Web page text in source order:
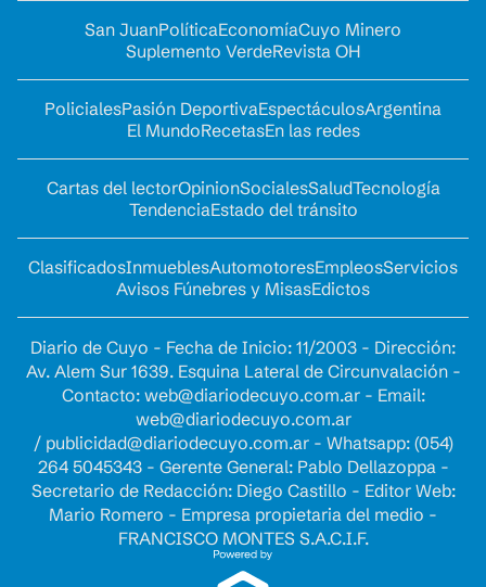
San JuanPolíticaEconomíaCuyo Minero
Suplemento VerdeRevista OH
PolicialesPasión DeportivaEspectáculosArgentina
El MundoRecetasEn las redes
Cartas del lectorOpinionSocialesSaludTecnología
TendenciaEstado del tránsito
ClasificadosInmueblesAutomotoresEmpleosServicios
Avisos Fúnebres y MisasEdictos
Diario de Cuyo - Fecha de Inicio: 11/2003 - Dirección:
Av. Alem Sur 1639. Esquina Lateral de Circunvalación -
Contacto: web@diariodecuyo.com.ar- Email:
web@diariodecuyo.com.ar
/ publicidad@diariodecuyo.com.ar- Whatsapp: (054)
264 5045343 - Gerente General: Pablo Dellazoppa -
Secretario de Redacción: Diego Castillo - Editor Web:
Mario Romero - Empresa propietaria del medio -
FRANCISCO MONTES S.A.C.I.F.